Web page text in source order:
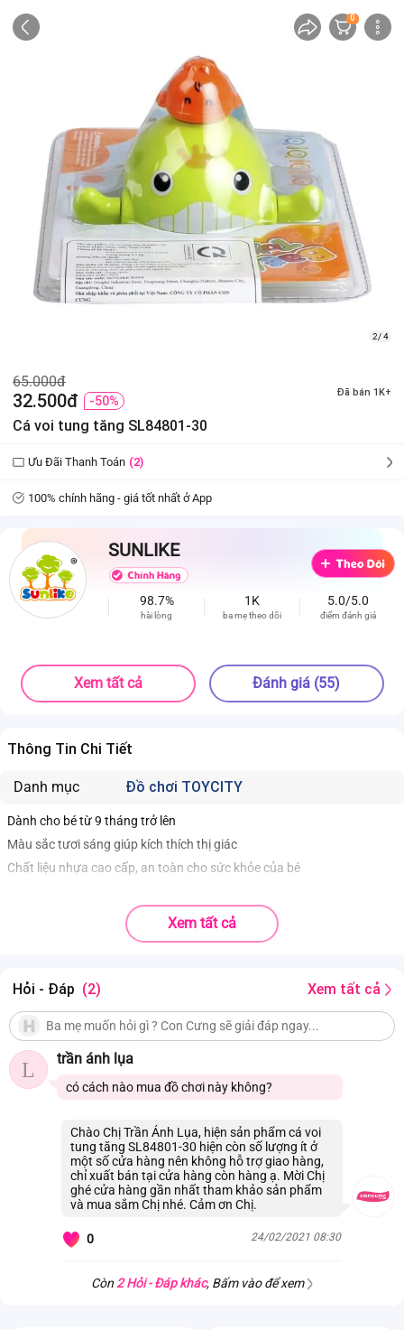
0
2/ 4
65.000đ
32.500đ -50%
Đã bán 1K+
Cá voi tung tăng SL84801-30
Ưu Đãi Thanh Toán (2)
100% chính hãng - giá tốt nhất ở App
SUNLIKE
98.7%
hài lòng
1K
ba mẹ theo dõi
5.0/5.0
điểm đánh giá
Xem tất cả Đánh giá (55)
Thông Tin Chi Tiết
Danh mục Đồ chơi TOYCITY
Dành cho bé từ 9 tháng trở lên
Màu sắc tươi sáng giúp kích thích thị giác
Chất liệu nhựa cao cấp, an toàn cho sức khỏe của bé
Xem tất cả
Hỏi - Đáp (2) Xem tất cả
L trần ánh lụa
có cách nào mua đồ chơi này không?
Chào Chị Trần Ánh Lụa, hiện sản phẩm cá voi
tung tăng SL84801-30 hiện còn số lượng ít ở
một số cửa hàng nên không hỗ trợ giao hàng,
chỉ xuất bán tại cửa hàng còn hàng ạ. Mời Chị
ghé cửa hàng gần nhất tham khảo sản phẩm
và mua sắm Chị nhé. Cảm ơn Chị.
0 24/02/2021 08:30
Còn 2 Hỏi - Đáp khác, Bấm vào để xem